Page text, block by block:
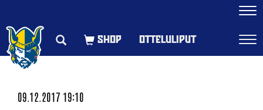
OTTELULIPUT
09.12.2017 19:10